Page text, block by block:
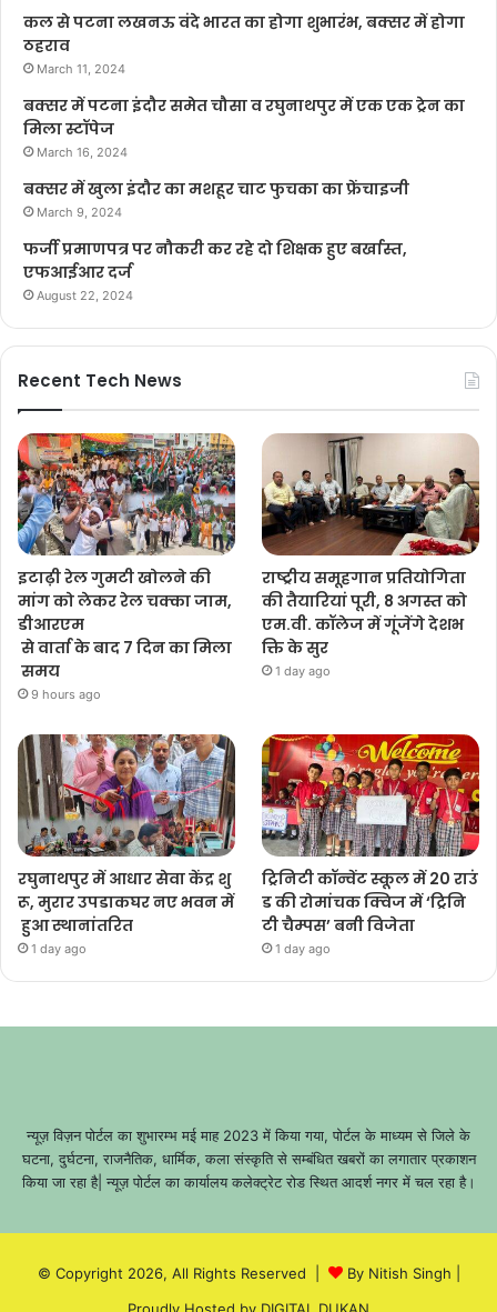
कल से पटना लखनऊ वंदे भारत का होगा शुभारंभ, बक्सर में होगा
ठहराव
March 11, 2024
बक्सर में पटना इंदौर समेत चौसा व रघुनाथपुर में एक एक ट्रेन का
मिला स्टॉपेज
March 16, 2024
बक्सर में खुला इंदौर का मशहूर चाट फुचका का फ्रेंचाइजी
March 9, 2024
फर्जी प्रमाणपत्र पर नौकरी कर रहे दो शिक्षक हुए बर्खास्त,
एफआईआर दर्ज
August 22, 2024
Recent Tech News
इटाढ़ी रेल गुमटी खोलने की
मांग को लेकर रेल चक्का जाम,
डीआरएम
से वार्ता के बाद 7 दिन का मिला
समय
9 hours ago
राष्ट्रीय समूहगान प्रतियोगिता
की तैयारियां पूरी, 8 अगस्त को
एम.वी. कॉलेज में गूंजेंगे देशभ
क्ति के सुर
1 day ago
रघुनाथपुर में आधार सेवा केंद्र शु
रू, मुरार उपडाकघर नए भवन में
हुआ स्थानांतरित
1 day ago
ट्रिनिटी कॉन्वेंट स्कूल में 20 राउं
ड की रोमांचक क्विज में ‘ट्रिनि
टी चैम्पस’ बनी विजेता
1 day ago
न्यूज़ विज़न पोर्टल का शुभारम्भ मई माह 2023 में किया गया, पोर्टल के माध्यम से जिले के
घटना, दुर्घटना, राजनैतिक, धार्मिक, कला संस्कृति से सम्बंधित खबरों का लगातार प्रकाशन
किया जा रहा है| न्यूज़ पोर्टल का कार्यालय कलेक्ट्रेट रोड स्थित आदर्श नगर में चल रहा है।
© Copyright 2026, All Rights Reserved | By Nitish Singh